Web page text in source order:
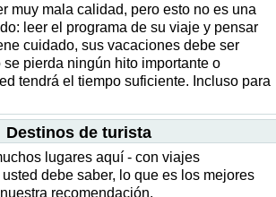
muy mala calidad, pero esto no es una
leer el programa de su viaje y pensar
cuidado, sus vacaciones debe ser
pierda ningún hito importante o
tendrá el tiempo suficiente. Incluso para
Destinos de turista
lugares aquí - con viajes
debe saber, lo que es los mejores
recomendación.